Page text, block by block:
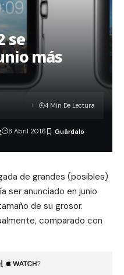
se
más
8 Abril 2016
4 Min De Lectura
de grandes (posibles)
ser anunciado en junio
de su grosor.
comparado con